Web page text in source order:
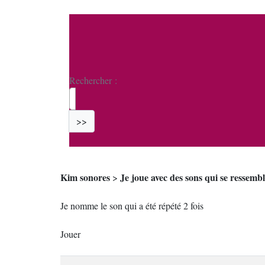
Rechercher :
>>
Kim sonores > Je joue avec des sons qui se
Je nomme le son qui a été répété 2 fois
Jouer